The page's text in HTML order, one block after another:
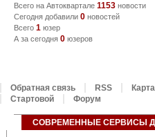
Всего на Автоквартале 1153 новости
Сегодня добавили 0 новостей
Всего 1 юзер
А за сегодня 0 юзеров
Обратная связь RSS Карта
Стартовой
Форум
СОВРЕМЕННЫЕ СЕРВИСЫ